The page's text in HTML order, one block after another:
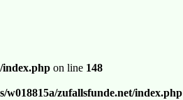
index.php on line 148
w018815a/zufallsfunde.net/index.php